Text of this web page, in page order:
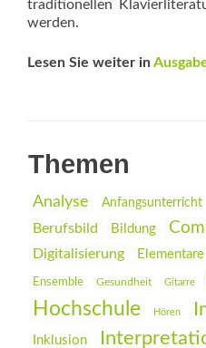
traditionellen
werden.
Lesen Sie weiter in
Themen
Analyse Anfangsunterricht
Berufsbild Bildung
Digitalisierung
Ensemble Gesundheit Gitarre
Hochschule Hören
Inklusion